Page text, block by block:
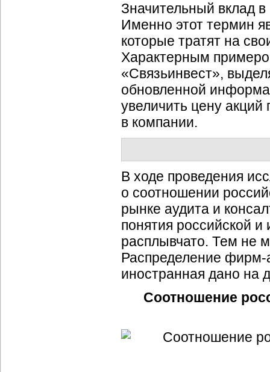
Значительный вклад
Именно этот термин
которые тратят на
Характерным
«Связьинвест»,
обновленной
увеличить цену акций
в компании.
В ходе проведения
о соотношении
рынке аудита и
понятия российской и
расплывчато. Тем не
Распределение фирм-
иностранная дано на
Соотношение